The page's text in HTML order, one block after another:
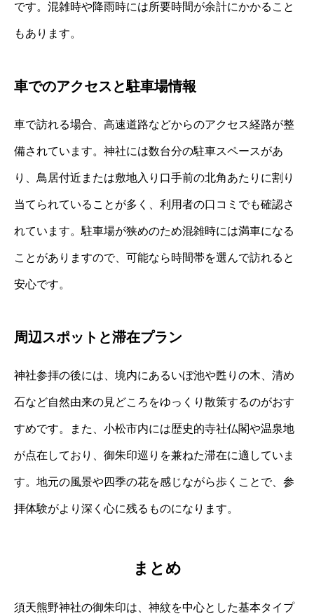
です。混雑時や降雨時には所要時間が余計にかかること
もあります。
車でのアクセスと駐車場情報
車で訪れる場合、高速道路などからのアクセス経路が整
備されています。神社には数台分の駐車スペースがあ
り、鳥居付近または敷地入り口手前の北角あたりに割り
当てられていることが多く、利用者の口コミでも確認さ
れています。駐車場が狭めのため混雑時には満車になる
ことがありますので、可能なら時間帯を選んで訪れると
安心です。
周辺スポットと滞在プラン
神社参拝の後には、境内にあるいぼ池や甦りの木、清め
石など自然由来の見どころをゆっくり散策するのがおす
すめです。また、小松市内には歴史的寺社仏閣や温泉地
が点在しており、御朱印巡りを兼ねた滞在に適していま
す。地元の風景や四季の花を感じながら歩くことで、参
拝体験がより深く心に残るものになります。
まとめ
須天熊野神社の御朱印は、神紋を中心とした基本タイプ